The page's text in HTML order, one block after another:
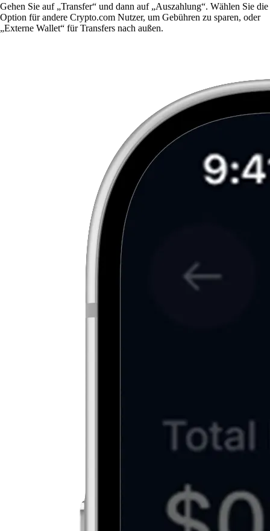
Gehen Sie auf „Transfer“ und dann auf „Auszahlung“. Wählen Sie die
Option für andere Crypto.com Nutzer, um Gebühren zu sparen, oder
„Externe Wallet“ für Transfers nach außen.